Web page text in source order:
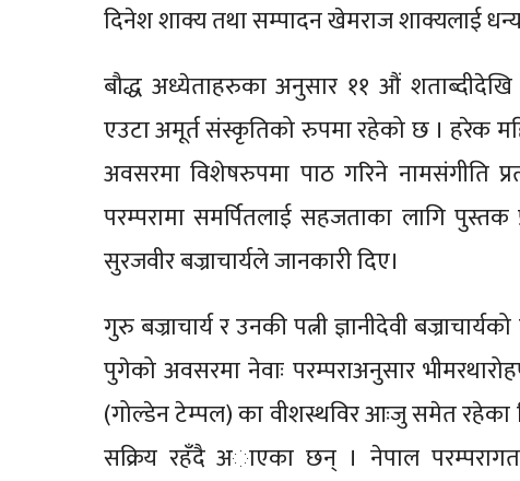
दिनेश शाक्य तथा सम्पादन खेमराज शाक्यलाई
बौद्ध अध्येताहरुका अनुसार ११ औं शताब्दीदेखि
एउटा अमूर्त संस्कृतिको रुपमा रहेको छ । हरेक
अवसरमा विशेषरुपमा पाठ गरिने नामसंगीति
परम्परामा समर्पितलाई सहजताका लागि पुस्तक
सुरजवीर बज्राचार्यले जानकारी दिए।
गुरु बज्राचार्य र उनकी पत्नी ज्ञानीदेवी
पुगेको अवसरमा नेवाः परम्पराअनुसार
(गोल्डेन टेम्पल) का वीशस्थविर आःजु समेत रहेका
सक्रिय रहँदै अाएका छन् । नेपाल परम्परागत